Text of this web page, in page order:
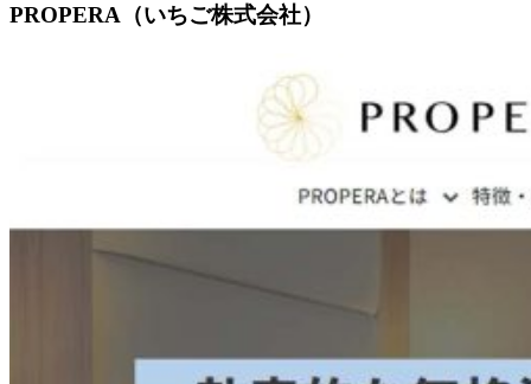
PROPERA（いちご株式会社）